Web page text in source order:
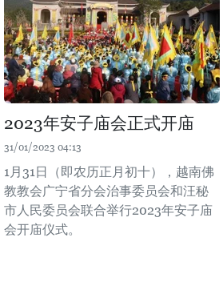
2023年安子庙会正式开庙
31/01/2023 04:13
1月31日（即农历正月初十），越南佛
教教会广宁省分会治事委员会和汪秘
市人民委员会联合举行2023年安子庙
会开庙仪式。